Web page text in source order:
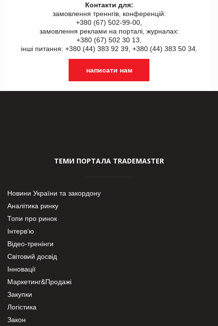
Контакти для:
замовлення треннгів, конференцій:
+380 (67) 502-99-00,
замовлення реклами на порталі, журналах:
+380 (67) 502 30 13,
інші питання: +380 (44) 383 92 39, +380 (44) 383 50 34.
написати нам
ТЕМИ ПОРТАЛА TRADEMASTER
Новини України та закордону
Аналітика ринку
Топи про ринок
Інтерв’ю
Відео-тренінги
Світовий досвід
Інновації
Маркетинг&Продажі
Закупки
Логістика
Закон